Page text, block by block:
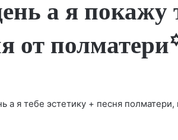
а я покажу
от
я тебе эстетику + песня полматери,